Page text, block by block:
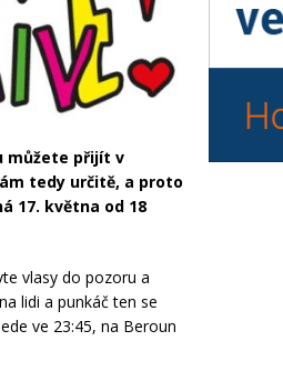
můžete přijít v
tedy určitě, a proto
17. května od 18
vlasy do pozoru a
lidi a punkáč ten se
ve 23:45, na Beroun